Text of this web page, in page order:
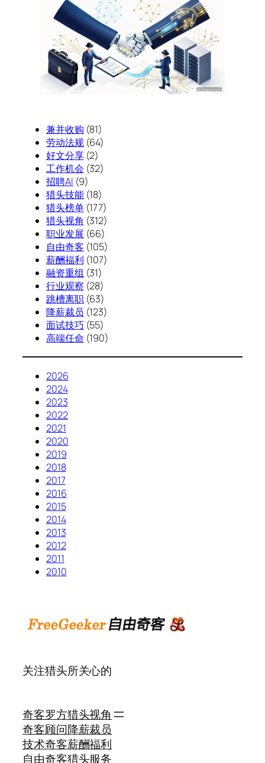
兼并收购 (81)
劳动法规(64)
好文分享(2)
工作机会 (32)
招聘AI (9)
猎头技能(18)
猎头榜单(177)
猎头视角 (312)
职业发展 (66)
自由奇客 (105)
薪酬福利 (107)
融资重组 (31)
行业观察 (28)
跳槽离职(63)
降薪裁员 (123)
面试技巧 (55)
高端任命 (190)
2026
2024
2023
2022
2021
2020
2019
2018
2017
2016
2015
2014
2013
2012
2011
2010
关注猎头所关心的
奇客罗方
奇客顾问
技术奇客
自由奇客
猎头视角
降薪裁员
薪酬福利
猎头服务